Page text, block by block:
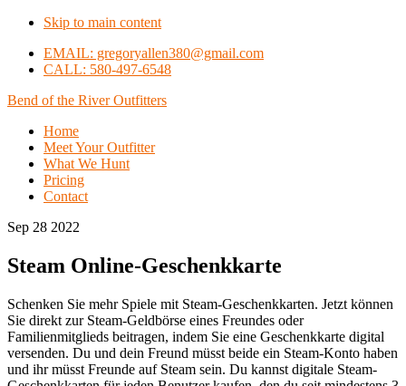
Skip to main content
EMAIL: gregoryallen380@gmail.com
CALL: 580-497-6548
Bend of the River Outfitters
Home
Meet Your Outfitter
What We Hunt
Pricing
Contact
Sep 28 2022
Steam Online-Geschenkkarte
Schenken Sie mehr Spiele mit Steam-Geschenkkarten. Jetzt können
Sie direkt zur Steam-Geldbörse eines Freundes oder
Familienmitglieds beitragen, indem Sie eine Geschenkkarte digital
versenden. Du und dein Freund müsst beide ein Steam-Konto haben
und ihr müsst Freunde auf Steam sein. Du kannst digitale Steam-